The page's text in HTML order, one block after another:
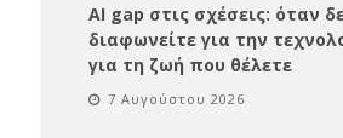
AI gap στις σχέσεις: όταν
διαφωνείτε για την
για τη ζωή που θέλετε
7 Αυγούστου 2026